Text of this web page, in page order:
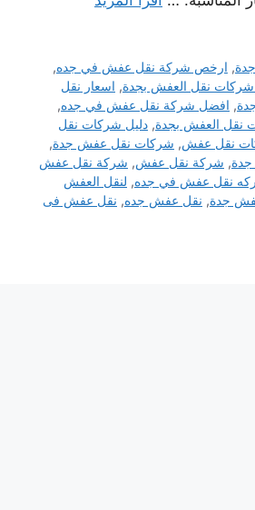
, ارخص شركة نقل عفش في جده,
شركات نقل العفش بجدة, اسعار نقل
, افضل شركة نقل عفش في جده,
نقل العفش بجدة, دليل شركات نقل
نقل عفش, شركات نقل عفش جدة,
, شركة نقل عفش, شركة نقل عفش
نقل عفش في جده, لنقل العفش
جدة, نقل عفش جده, نقل عفش فى